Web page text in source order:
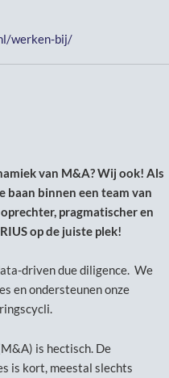
werken-bij/
van M&A? Wij ook! Als
baan binnen een team van
pragmatischer en
op de juiste plek!
driven due diligence. We
en ondersteunen onze
is hectisch. De
is kort, meestal slechts